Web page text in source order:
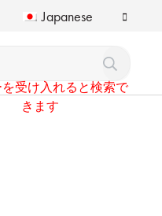
Japanese
受け入れると検索で
きます
ン